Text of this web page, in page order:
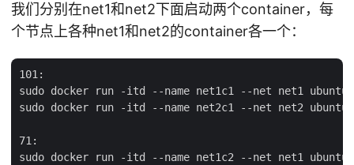
我们分别在net1和net2下面启动两个container，每
个节点上各种net1和net2的container各一个：
101:
sudo docker run -itd --name net1c1 --net net1
sudo docker run -itd --name net2c1 --net net2
71:
sudo docker run -itd --name net1c2 --net net1